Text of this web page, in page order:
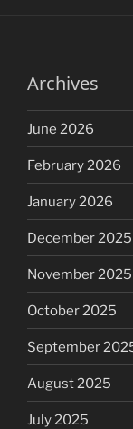
Archives
June 2026
February 2026
January 2026
December 2025
November 2025
October 2025
September
August 2025
July 2025